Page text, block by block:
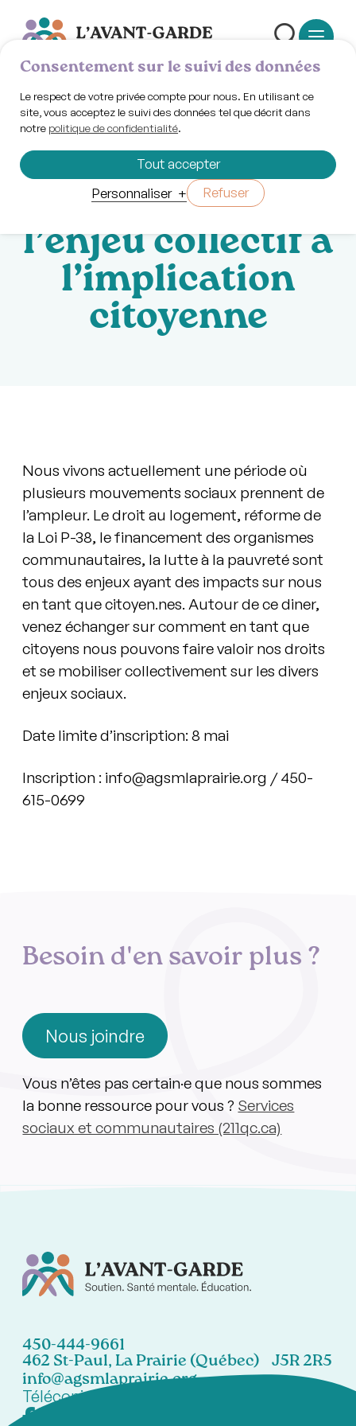
Mercredi 13 mai 2026 | 12h30
Diner
discussion: de
l’enjeu collectif à
l’implication
citoyenne
Nous vivons actuellement une période où
plusieurs mouvements sociaux prennent de
l’ampleur. Le droit au logement, réforme de
la Loi P-38, le financement des organismes
communautaires, la lutte à la pauvreté sont
tous des enjeux ayant des impacts sur nous
en tant que citoyen.nes. Autour de ce diner,
venez échanger sur comment en tant que
citoyens nous pouvons faire valoir nos droits
et se mobiliser collectivement sur les divers
enjeux sociaux.
Date limite d’inscription: 8 mai
Inscription : info@agsmlaprairie.org / 450-
615-0699
Besoin d'en savoir plus ?
Nous joindre
Vous n’êtes pas certain·e que nous sommes
la bonne ressource pour vous ? Services
sociaux et communautaires (211qc.ca)
450-444-9661
462 St-Paul, La Prairie (Québec) J5R 2R5
info@agsmlaprairie.org
Télécopieur:
Consentement sur le suivi des données
Le respect de votre privée compte pour nous. En utilisant ce
site, vous acceptez le suivi des données tel que décrit dans
notre politique de confidentialité.
Personnaliser + Refuser
Tout accepter